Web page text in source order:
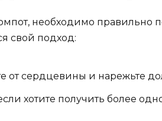
необходимо правильно
свой подход:
от сердцевины и нарежьте
хотите получить более